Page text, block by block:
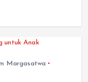
Margasatwa